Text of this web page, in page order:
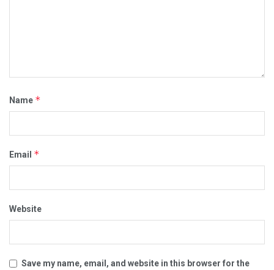
Name *
Email *
Website
Save my name, email, and website in this browser for the